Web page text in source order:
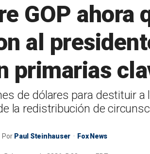
GOP ahora
al
primarias
de dólares para destituir
la redistribución de
Por Paul Steinhauser Fox News